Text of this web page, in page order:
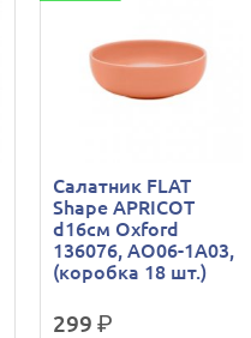
Салатник FLAT
Shape APRICOT
d16см Oxford
136076, AO06-1A03,
(коробка 18 шт.)
299 р.